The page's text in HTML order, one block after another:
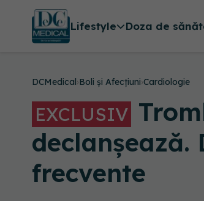
Lifestyle Doza de
DCMedical›Boli și Afecțiuni›Cardiologie
EXCLUSIV
declanșează.
frecvente